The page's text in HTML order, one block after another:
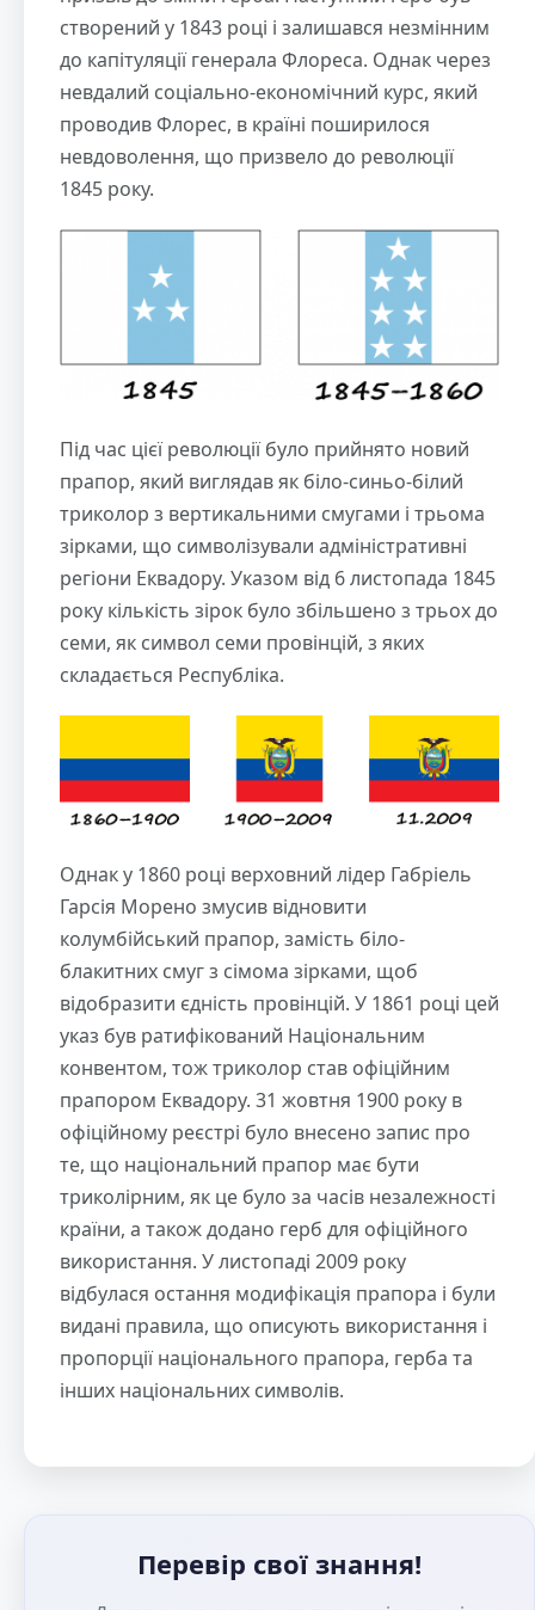
створений у 1843 році і залишався незмінним
до капітуляції генерала Флореса. Однак через
невдалий соціально-економічний курс, який
проводив Флорес, в країні поширилося
невдоволення, що призвело до революції
1845 року.
Під час цієї революції було прийнято новий
прапор, який виглядав як біло-синьо-білий
триколор з вертикальними смугами і трьома
зірками, що символізували адміністративні
регіони Еквадору. Указом від 6 листопада 1845
року кількість зірок було збільшено з трьох до
семи, як символ семи провінцій, з яких
складається Республіка.
Однак у 1860 році верховний лідер Габріель
Гарсія Морено змусив відновити
колумбійський прапор, замість біло-
блакитних смуг з сімома зірками, щоб
відобразити єдність провінцій. У 1861 році цей
указ був ратифікований Національним
конвентом, тож триколор став офіційним
прапором Еквадору. 31 жовтня 1900 року в
офіційному реєстрі було внесено запис про
те, що національний прапор має бути
триколірним, як це було за часів незалежності
країни, а також додано герб для офіційного
використання. У листопаді 2009 року
відбулася остання модифікація прапора і були
видані правила, що описують використання і
пропорції національного прапора, герба та
інших національних символів.
Перевір свої знання!